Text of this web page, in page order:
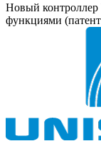
Новый
функциями